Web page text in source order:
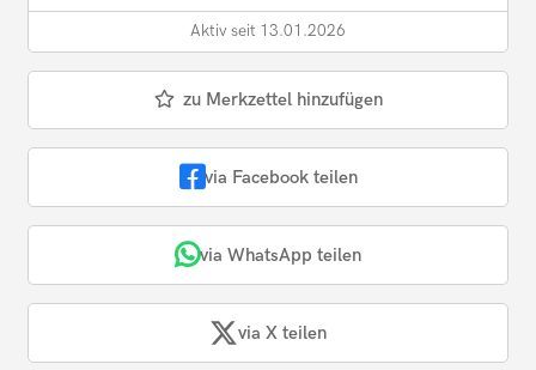
Aktiv seit 13.01.2026
zu Merkzettel hinzufügen
via Facebook teilen
via WhatsApp teilen
via X teilen